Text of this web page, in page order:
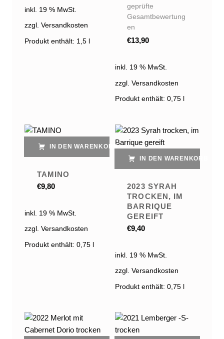
inkl. 19 % MwSt.
zzgl. Versandkosten
Produkt enthält: 1,5
geprüfte
Gesamtbewertung
en
€13,90
inkl. 19 % MwSt.
zzgl. Versandkosten
Produkt enthält: 0,75
IN DEN WARENKORB
TAMINO
€9,80
inkl. 19 % MwSt.
zzgl. Versandkosten
Produkt enthält: 0,75
IN DEN WARENKORB
2023 SYRAH
TROCKEN, IM
BARRIQUE
GEREIFT
€9,40
inkl. 19 % MwSt.
zzgl. Versandkosten
Produkt enthält: 0,75